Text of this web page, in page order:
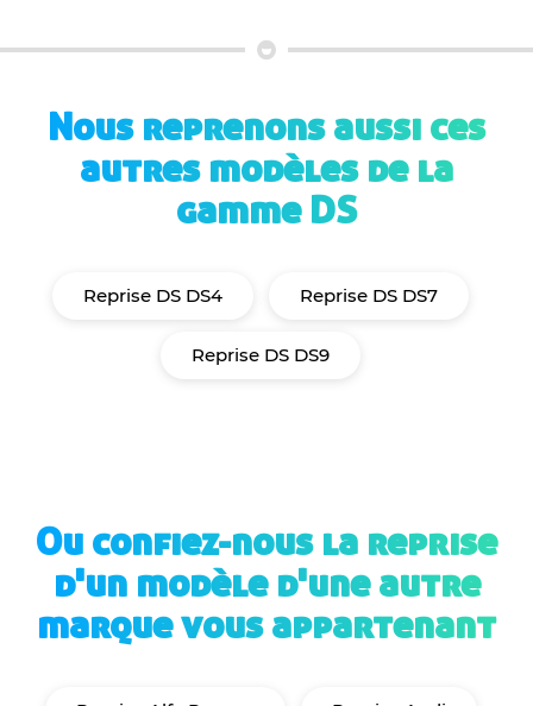
Nous reprenons aussi ces
autres modèles de la
gamme DS
Reprise DS DS4 Reprise DS DS7
Reprise DS DS9
Ou confiez-nous la reprise
d'un modèle d'une autre
marque vous appartenant